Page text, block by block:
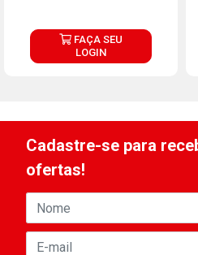
FAÇA SEU
LOGIN
Cadastre-se para
ofertas!